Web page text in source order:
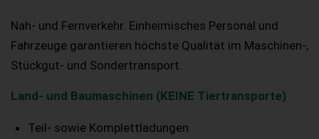
Nah- und Fernverkehr. Einheimisches Personal und
Fahrzeuge garantieren höchste Qualität im Maschinen-,
Stückgut- und Sondertransport.
Land- und Baumaschinen (KEINE Tiertransporte)
Teil- sowie Komplettladungen